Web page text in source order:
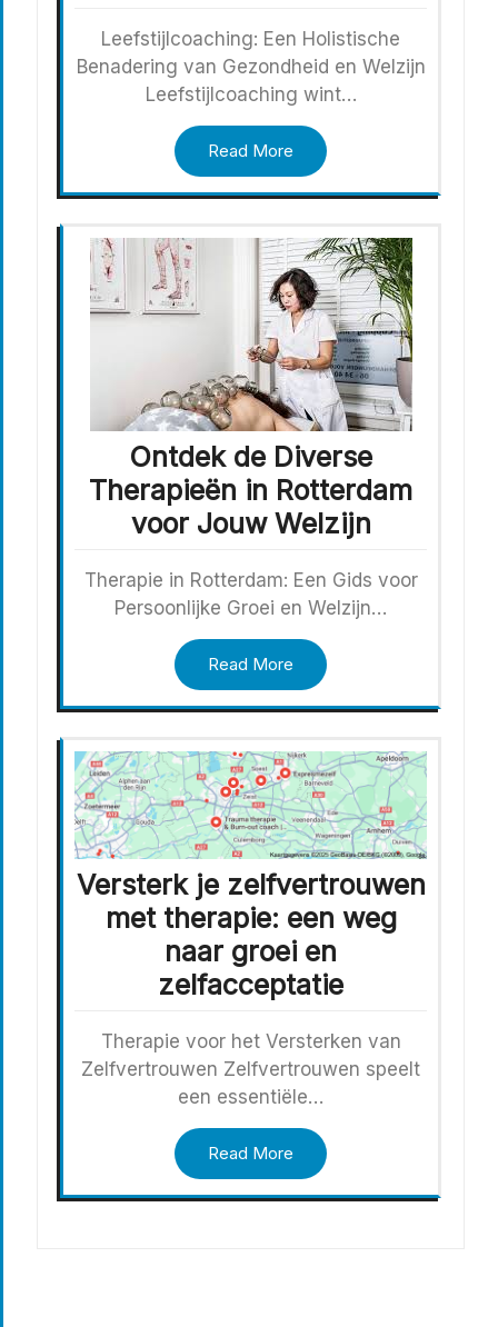
Leefstijlcoaching: Een Holistische
Benadering van Gezondheid en Welzijn
Leefstijlcoaching wint…
Read More
Ontdek de Diverse
Therapieën in Rotterdam
voor Jouw Welzijn
Therapie in Rotterdam: Een Gids voor
Persoonlijke Groei en Welzijn…
Read More
Versterk je zelfvertrouwen
met therapie: een weg
naar groei en
zelfacceptatie
Therapie voor het Versterken van
Zelfvertrouwen Zelfvertrouwen speelt
een essentiële…
Read More